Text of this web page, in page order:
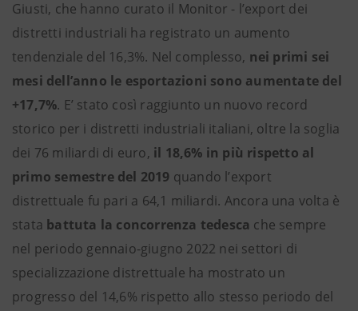
Giusti, che hanno curato il Monitor - l’export dei
distretti industriali ha registrato un aumento
tendenziale del 16,3%. Nel complesso, nei primi sei
mesi dell’anno le esportazioni sono aumentate del
+17,7%. E’ stato così raggiunto un nuovo record
storico per i distretti industriali italiani, oltre la soglia
dei 76 miliardi di euro, il 18,6% in più rispetto al
primo semestre del 2019 quando l’export
distrettuale fu pari a 64,1 miliardi. Ancora una volta è
stata battuta la concorrenza tedesca che sempre
nel periodo gennaio-giugno 2022 nei settori di
specializzazione distrettuale ha mostrato un
progresso del 14,6% rispetto allo stesso periodo del